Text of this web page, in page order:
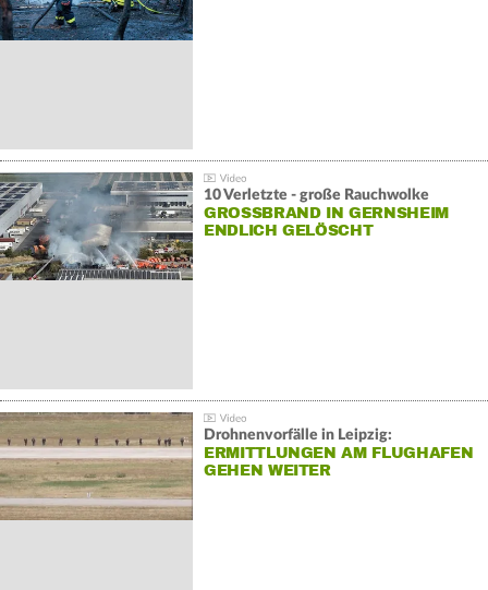
10 Verletzte - große Rauchwolke
GROSSBRAND IN GERNSHEIM E
NDLICH GELÖSCHT
Drohnenvorfälle in Leipzig:
ERMITTLUNGEN AM FLUGHAFEN
GEHEN WEITER